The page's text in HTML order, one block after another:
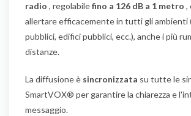
radio , regolabilefino a 126 dB a 1 metro ,
allertare efficacemente in tutti gli ambienti
pubblici, edifici pubblici, ecc.), anche i più
distanze.
La diffusione è sincronizzata su tutte le
SmartVOX® per garantire la chiarezza e
messaggio.